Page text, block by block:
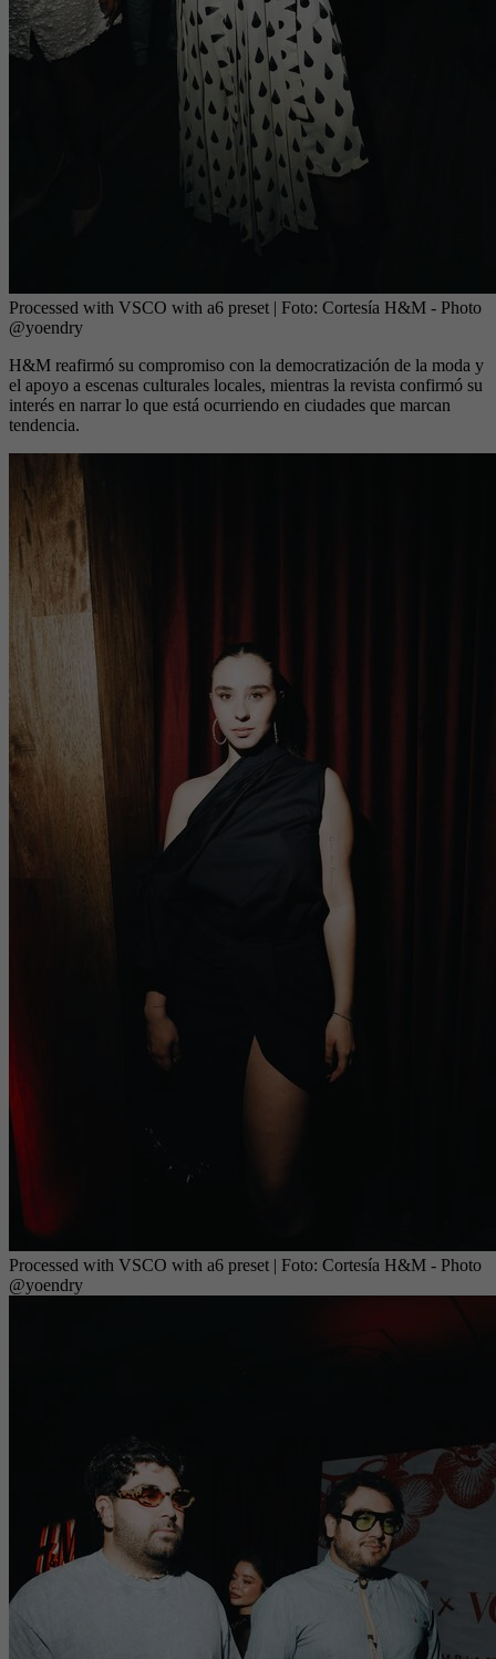
Processed with VSCO with a6 preset | Foto: Cortesía H&M - Photo
@yoendry
H&M reafirmó su compromiso con la democratización de la moda y
el apoyo a escenas culturales locales, mientras la revista confirmó su
interés en narrar lo que está ocurriendo en ciudades que marcan
tendencia.
Processed with VSCO with a6 preset | Foto: Cortesía H&M - Photo
@yoendry